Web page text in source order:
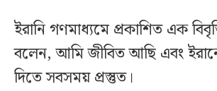
ইরানি গণমাধ্যমে প্রকাশিত এক
বলেন, আমি জীবিত আছি এবং
দিতে সবসময় প্রস্তুত।